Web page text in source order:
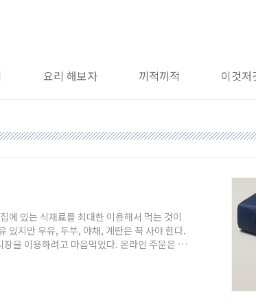
요리 해보자 끼적끼적 이것저
에 있는 식재료를 최대한 이용해서 먹는 것이
있지만 우유, 두부, 야채, 계란은 꼭 사야 한다.
을 이용하려고 마음먹었다. 온라인 주문은 하
필요한게 쇼핑앱에서 사면 더 싸고 편하다. 꼭